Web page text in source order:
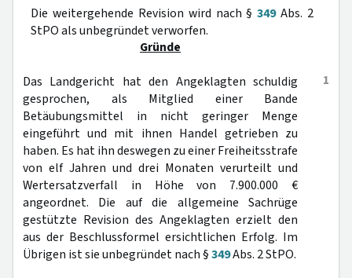
Die weitergehende Revision wird nach §349Abs. 2
StPO als unbegründet verworfen.
Gründe
1
Das Landgericht hat den Angeklagten schuldig
gesprochen, als Mitglied einer Bande
Betäubungsmittel in nicht geringer Menge
eingeführt und mit ihnen Handel getrieben zu
haben. Es hat ihn deswegen zu einer Freiheitsstrafe
von elf Jahren und drei Monaten verurteilt und
Wertersatzverfall in Höhe von 7.900.000 €
angeordnet. Die auf die allgemeine Sachrüge
gestützte Revision des Angeklagten erzielt den
aus der Beschlussformel ersichtlichen Erfolg. Im
Übrigen ist sie unbegründet nach §349Abs. 2 StPO.